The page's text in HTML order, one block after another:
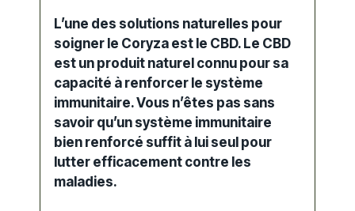
L’une des solutions naturelles pour
soigner le Coryza est le CBD. Le CBD
est un produit naturel connu pour sa
capacité à renforcer le système
immunitaire. Vous n’êtes pas sans
savoir qu’un système immunitaire
bien renforcé suffit à lui seul pour
lutter efficacement contre les
maladies.